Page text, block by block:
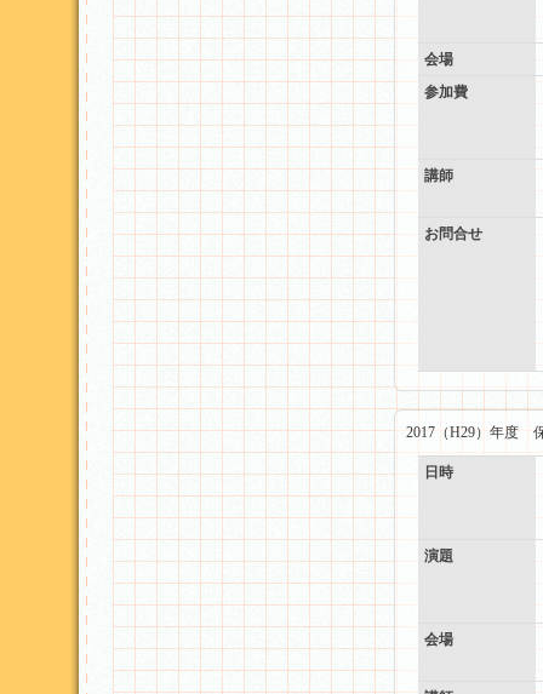
会場
参加費
講師
お問合せ
2017（H29）年度
日時
演題
会場